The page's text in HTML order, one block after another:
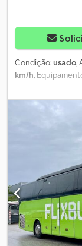
Condição:usado,
km/h ,
92 kW,
Aheyxuhgo Aer